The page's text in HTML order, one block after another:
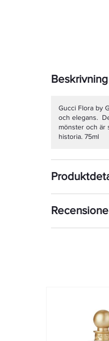
Beskrivning
Gucci Flora by
och elegans.
mönster och är
historia. 75ml